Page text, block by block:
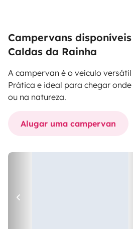
Campervans
Caldas da Rainha
A campervan é o veículo
Prática e ideal para chegar
ou na natureza.
Alugar uma campervan